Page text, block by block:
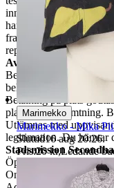
innebär att du kan köpa
har returrätt om du inte
fraktkostnaden. Vi
reparation.
Avhämtning
Betalning ska ske
behöver administrera din
Betalning på plats
plats för upphämtning.
Utlämnas med
legitimation. Du hämtar
Stadsmission
Öppettider:
Onsdag - Lördag: kl.
Marimekko
Marimekko - Mika
Sluttid16 aug 20:26.
Pris:20 kr,Ledande